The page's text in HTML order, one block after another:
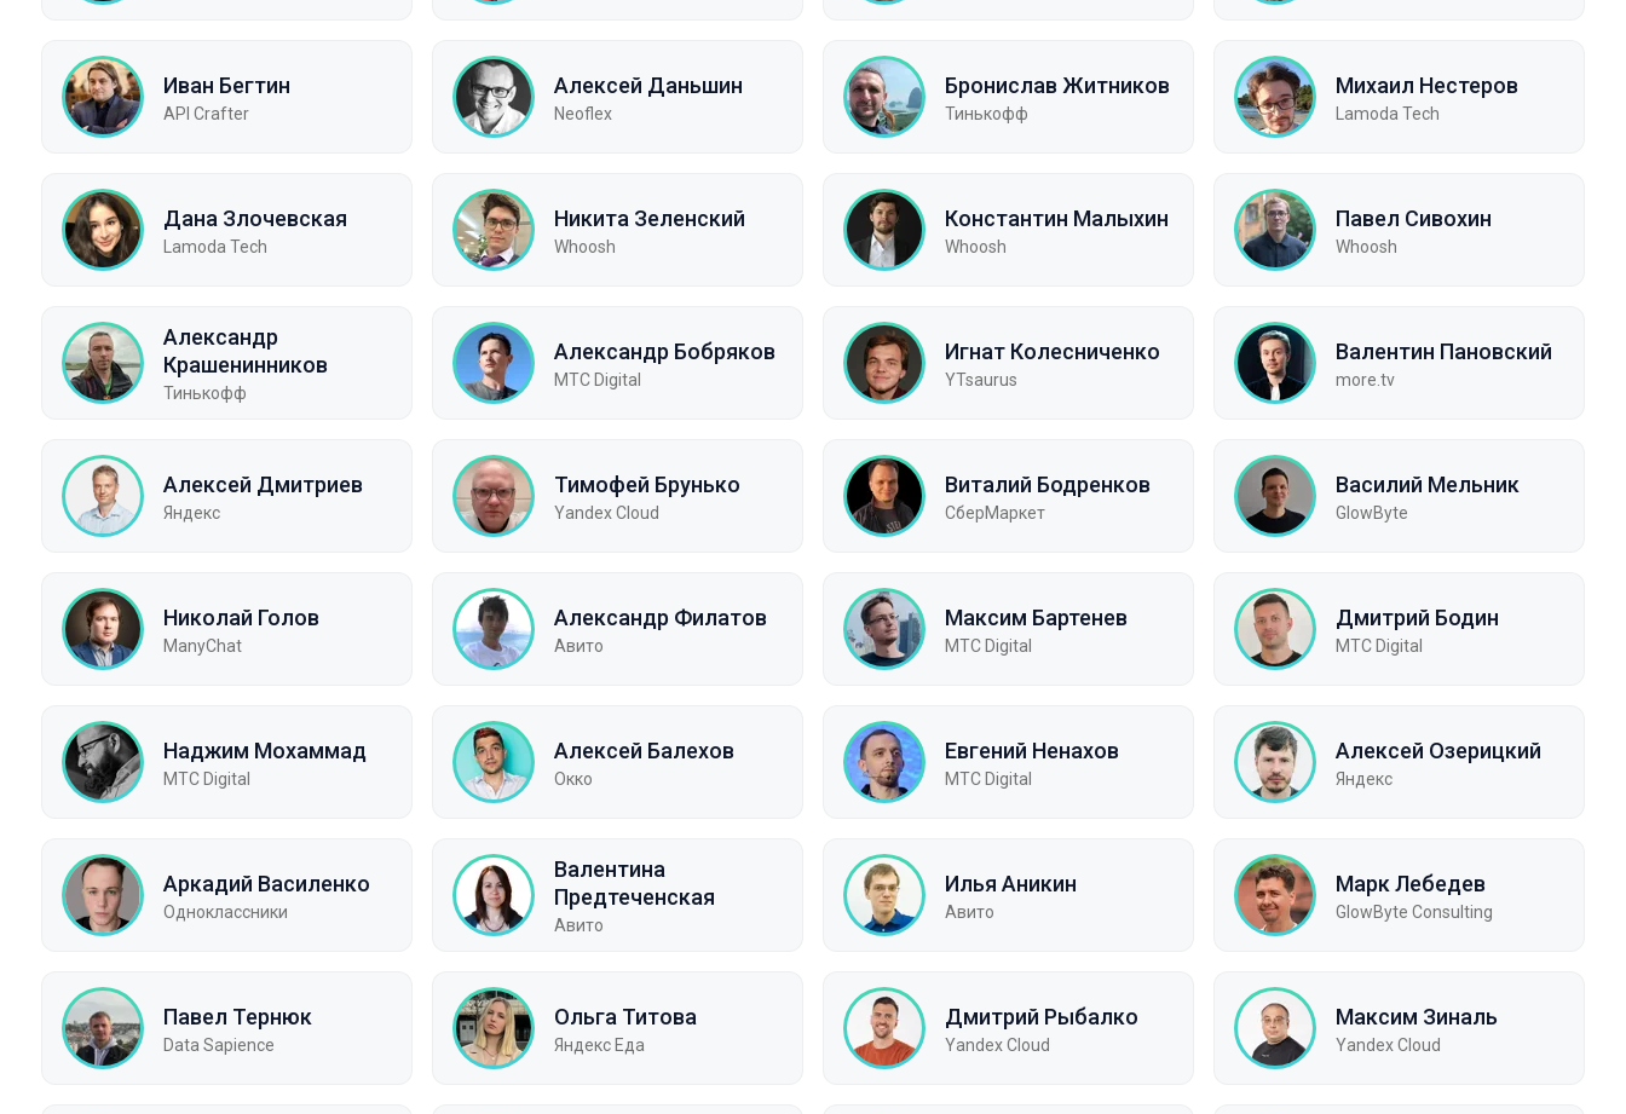
Иван Бегтин
API Crafter
Алексей Даньшин
Neoflex
Бронислав Житников
Тинькофф
Михаил Нестеров
Lamoda Tech
Дана Злочевская
Lamoda Tech
Никита Зеленский
Whoosh
Константин Малыхин
Whoosh
Павел Сивохин
Whoosh
Александр
Крашенинников
Тинькофф
Александр Бобряков
МТС Digital
Игнат Колесниченко
YTsaurus
Валентин Пановский
more.tv
Алексей Дмитриев
Яндекс
Тимофей Брунько
Yandex Cloud
Виталий Бодренков
СберМаркет
Василий Мельник
GlowByte
Николай Голов
ManyChat
Александр Филатов
Авито
Максим Бартенев
МТС Digital
Дмитрий Бодин
МТС Digital
Наджим Мохаммад
МТС Digital
Алексей Балехов
Окко
Евгений Ненахов
МТC Digital
Алексей Озерицкий
Яндекс
Аркадий Василенко
Одноклассники
Валентина
Предтеченская
Авито
Илья Аникин
Авито
Марк Лебедев
GlowByte Consulting
Павел Тернюк
Data Sapience
Ольга Титова
Яндекс Еда
Дмитрий Рыбалко
Yandex Cloud
Максим Зиналь
Yandex Cloud